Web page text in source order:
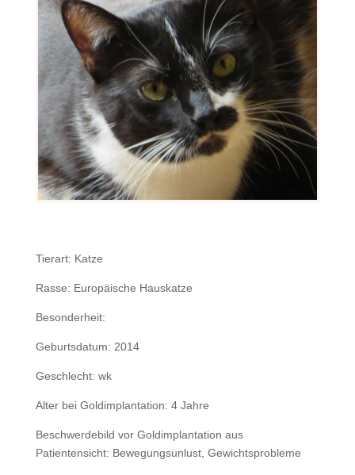
Tierart: Katze
Rasse: Europäische Hauskatze
Besonderheit:
Geburtsdatum: 2014
Geschlecht: wk
Alter bei Goldimplantation: 4 Jahre
Beschwerdebild vor Goldimplantation aus
Patientensicht: Bewegungsunlust, Gewichtsprobleme